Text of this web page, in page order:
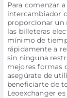
Para comenzar
intercambiador
proporcionar un
las billeteras
mínimo de
rápidamente a
sin ninguna
mejores formas
asegúrate de
beneficiarte de
Leoexchanger